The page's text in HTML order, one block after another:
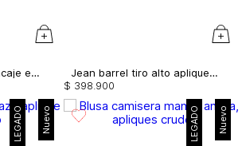
Short tiro alto con encaje en costado
Jean barrel tiro alto aplique flor
$ 398 900
Nuevo
LEGADO Nuevo
LEGADO